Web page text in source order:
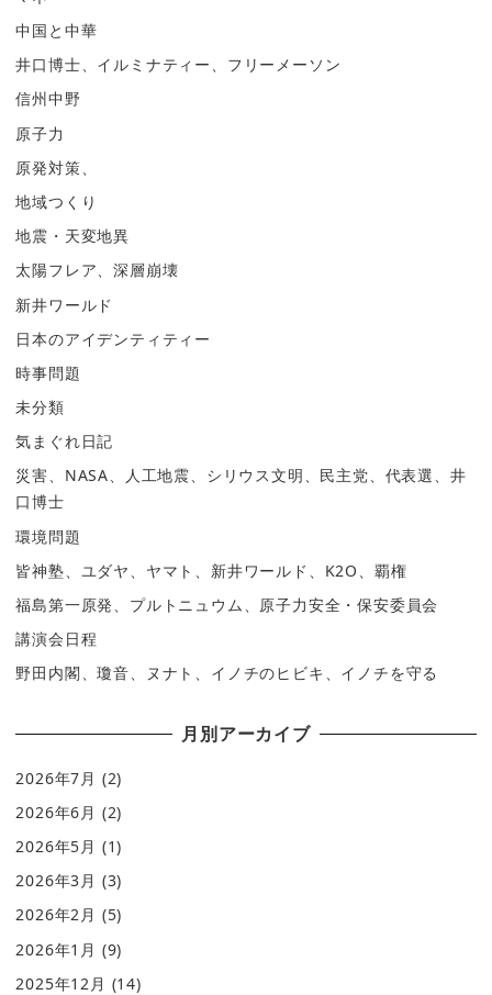
中国と中華
井口博士、イルミナティー、フリーメーソン
信州中野
原子力
原発対策、
地域つくり
地震・天変地異
太陽フレア、深層崩壊
新井ワールド
日本のアイデンティティー
時事問題
未分類
気まぐれ日記
災害、NASA、人工地震、シリウス文明、民主党、代表選、井
口博士
環境問題
皆神塾、ユダヤ、ヤマト、新井ワールド、K2O、覇権
福島第一原発、プルトニュウム、原子力安全・保安委員会
講演会日程
野田内閣、瓊音、ヌナト、イノチのヒビキ、イノチを守る
月別アーカイブ
2026年7月 (2)
2026年6月 (2)
2026年5月 (1)
2026年3月 (3)
2026年2月 (5)
2026年1月 (9)
2025年12月 (14)